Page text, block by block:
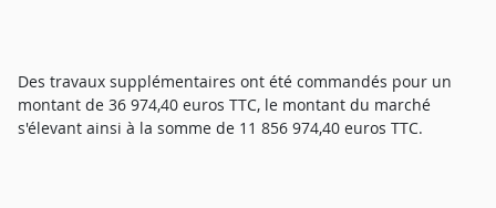
Des travaux supplémentaires ont été commandés pour un
montant de 36 974,40 euros TTC, le montant du marché
s'élevant ainsi à la somme de 11 856 974,40 euros TTC.